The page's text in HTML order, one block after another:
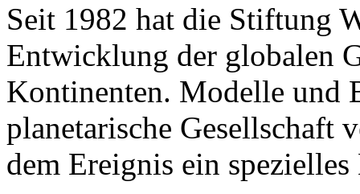
Seit 1982 hat die Stiftung
Entwicklung der globalen
Kontinenten. Modelle und
planetarische Gesellschaft
dem Ereignis ein